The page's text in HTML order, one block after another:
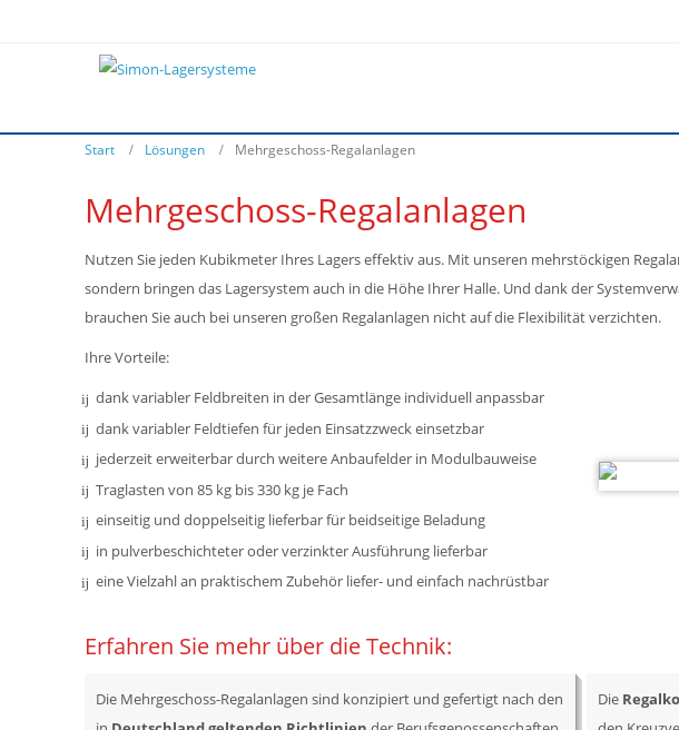
Start Lösungen Mehrgeschoss-Regalanlagen
Mehrgeschoss-Regalanlagen
Nutzen Sie jeden Kubikmeter Ihres Lagers effektiv aus. Mit unseren mehrstöckigen
sondern bringen das Lagersystem auch in die Höhe Ihrer Halle. Und dank der
brauchen Sie auch bei unseren großen Regalanlagen nicht auf die Flexibilität verzichten.
Ihre Vorteile:
dank variabler Feldbreiten in der Gesamtlänge individuell anpassbar
dank variabler Feldtiefen für jeden Einsatzzweck einsetzbar
jederzeit erweiterbar durch weitere Anbaufelder in Modulbauweise
Traglasten von 85 kg bis 330 kg je Fach
einseitig und doppelseitig lieferbar für beidseitige Beladung
in pulverbeschichteter oder verzinkter Ausführung lieferbar
eine Vielzahl an praktischem Zubehör liefer- und einfach nachrüstbar
Erfahren Sie mehr über die Technik:
Die Mehrgeschoss-Regalanlagen sind konzipiert und gefertigt nach den
Die